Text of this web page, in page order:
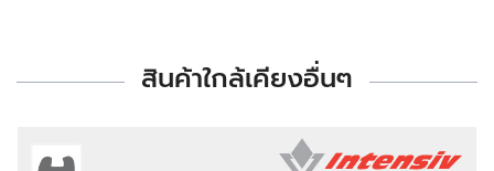
สินค้าใกล้เคียงอื่นๆ